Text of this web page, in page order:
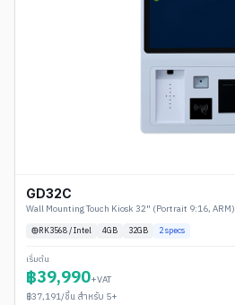
GD32C
Wall Mounting Touch Kiosk 32" (Portrait 9:16, ARM)
RK3568 / Intel 4GB 32GB 2specs
เริ่มต้น
฿39,990+VAT
฿37,191/ชิ้น สำหรับ 5+